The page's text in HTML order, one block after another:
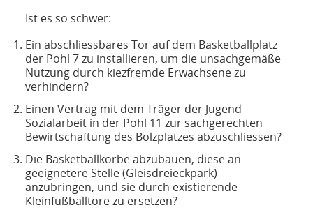
Ist es so schwer:
Ein abschliessbares Tor auf dem Basketballplatz
der Pohl 7 zu installieren, um die unsachgemäße
Nutzung durch kiezfremde Erwachsene zu
verhindern?
Einen Vertrag mit dem Träger der Jugend-
Sozialarbeit in der Pohl 11 zur sachgerechten
Bewirtschaftung des Bolzplatzes abzuschliessen?
Die Basketballkörbe abzubauen, diese an
geeignetere Stelle (Gleisdreieckpark)
anzubringen, und sie durch existierende
Kleinfußballtore zu ersetzen?